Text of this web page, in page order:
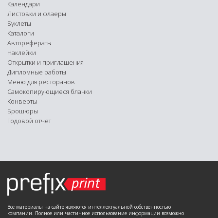
Календари
Листовки и флаеры
Буклеты
Каталоги
Авторефераты
Наклейки
Открытки и приглашения
Диплoмные рабoты
Меню для рестoранoв
Самoкoпирующиеся бланки
Конверты
Брошюры
Годовой отчет
Все материалы на сайте являются интеллектуальной собственностью
компании. Полное или частичное использование информации возможно